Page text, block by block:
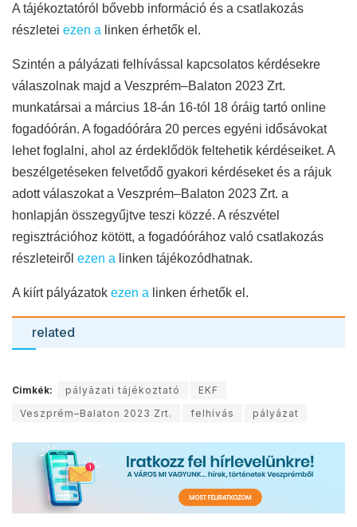
A tájékoztatóról bővebb információ és a csatlakozás
részletei ezen a linken érhetők el.
Szintén a pályázati felhívással kapcsolatos kérdésekre
válaszolnak majd a Veszprém–Balaton 2023 Zrt.
munkatársai a március 18-án 16-tól 18 óráig tartó online
fogadóórán. A fogadóórára 20 perces egyéni idősávokat
lehet foglalni, ahol az érdeklődök feltehetik kérdéseiket. A
beszélgetéseken felvetődő gyakori kérdéseket és a rájuk
adott válaszokat a Veszprém–Balaton 2023 Zrt. a
honlapján összegyűjtve teszi közzé. A részvétel
regisztrációhoz kötött, a fogadóórához való csatlakozás
részleteiről ezen a linken tájékozódhatnak.
A kiírt pályázatok ezen a linken érhetők el.
related
Címkék: pályázati tájékoztató
EKF
Veszprém–Balaton 2023 Zrt.
felhívás pályázat